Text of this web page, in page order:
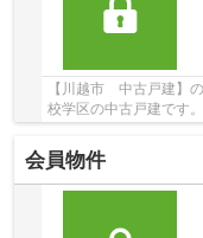
【川越市 中古戸建】
校学区の中古戸建です
お気軽にトゥルーズホ
会員物件